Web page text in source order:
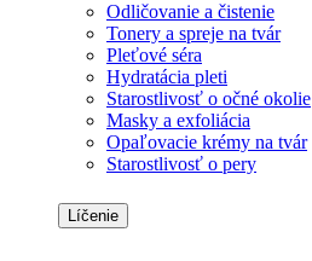
Odličovanie a čistenie
Tonery a spreje na tvár
Pleťové séra
Hydratácia pleti
Starostlivosť o očné okolie
Masky a exfoliácia
Opaľovacie krémy na tvár
Starostlivosť o pery
Líčenie